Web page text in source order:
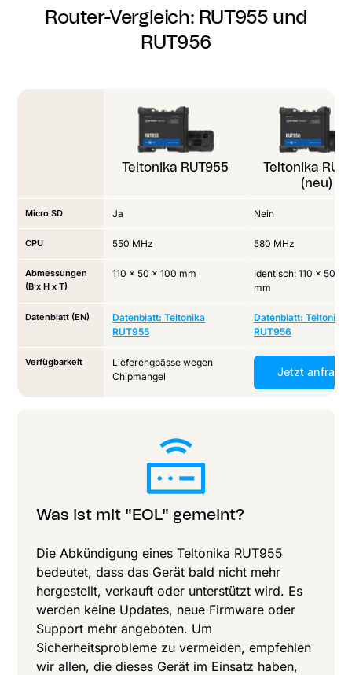
Router-Vergleich: RUT955 und
RUT956
Teltonika RUT955
Teltonika
(neu)
Micro SD Ja Nein
CPU 550 MHz 580 MHz
Abmessungen
(B x H x T)
110 x 50 x 100 mm
Identisch: 110 x 50 x
mm
Datenblatt (EN)
Datenblatt: Teltonika
RUT955
Datenblatt: Teltonika
RUT956
Verfügbarkeit
Lieferengpässe wegen
Chipmangel
Jetzt
Was ist mit "EOL" gemeint?
Die Abkündigung eines Teltonika RUT955
bedeutet, dass das Gerät bald nicht mehr
hergestellt, verkauft oder unterstützt wird. Es
werden keine Updates, neue Firmware oder
Support mehr angeboten. Um
Sicherheitsprobleme zu vermeiden, empfehlen
wir allen, die dieses Gerät im Einsatz haben,